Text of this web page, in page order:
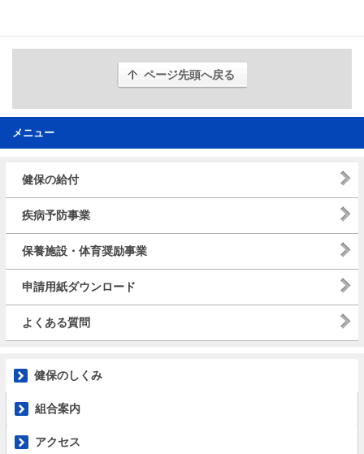
ページ先頭へ戻る
メニュー
健保の給付
疾病予防事業
保養施設・体育奨励事業
申請用紙ダウンロード
よくある質問
健保のしくみ
組合案内
アクセス